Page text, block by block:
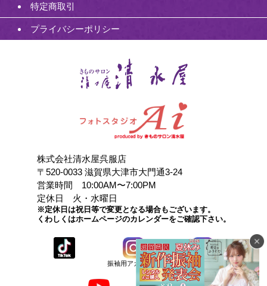
特定商取引
プライバシーポリシー
株式会社清水屋呉服店
〒520-0033 滋賀県大津市大門通3-24
営業時間 10:00AM〜7:00PM
定休日 火・水曜日
※定休日は祝日等で変更となる場合もございます。
くわしくはホームページのカレンダーをご確認下さい。
振袖用アカウント 店頭用アカウント